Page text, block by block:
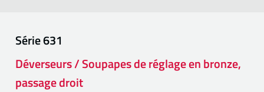
Série631
Déverseurs / Soupapes de réglage en bronze,
passage droit